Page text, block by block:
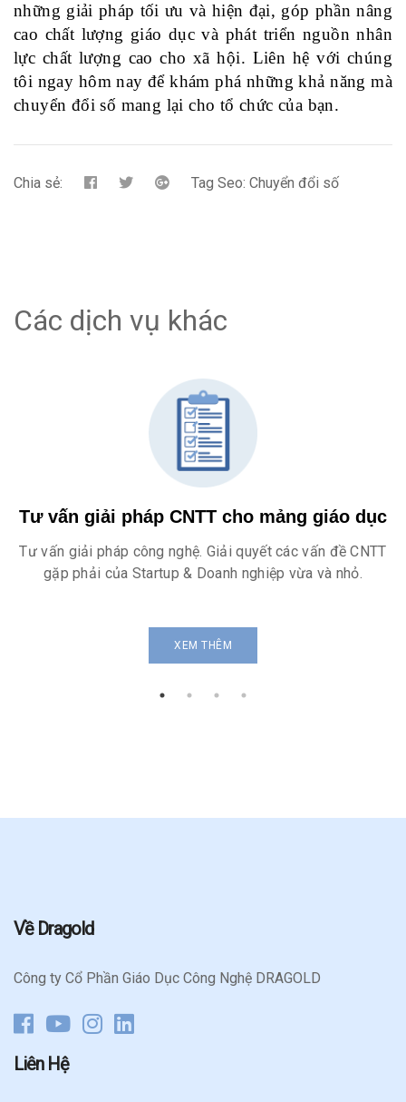
những giải pháp tối ưu và hiện đại, góp phần nâng
cao chất lượng giáo dục và phát triển nguồn nhân
lực chất lượng cao cho xã hội. Liên hệ với chúng
tôi ngay hôm nay để khám phá những khả năng mà
chuyển đổi số mang lại cho tổ chức của bạn.
Chia sẻ: Tag Seo: Chuyển đổi số
Các dịch vụ khác
Tư vấn giải pháp CNTT cho mảng giáo dục
Tư vấn giải pháp công nghệ. Giải quyết các vấn đề CNTT
gặp phải của Startup & Doanh nghiệp vừa và nhỏ.
XEM THÊM
Về Dragold
Công ty Cổ Phần Giáo Dục Công Nghệ DRAGOLD
Liên Hệ